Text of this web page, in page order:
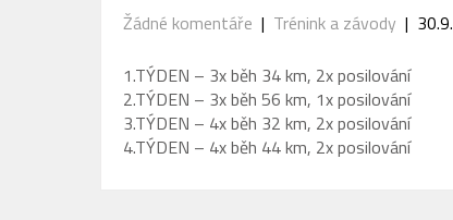
Žádné komentáře | Trénink a závody |
1.TÝDEN – 3x běh 34 km, 2x posilování
2.TÝDEN – 3x běh 56 km, 1x posilování
3.TÝDEN – 4x běh 32 km, 2x posilování
4.TÝDEN – 4x běh 44 km, 2x posilování